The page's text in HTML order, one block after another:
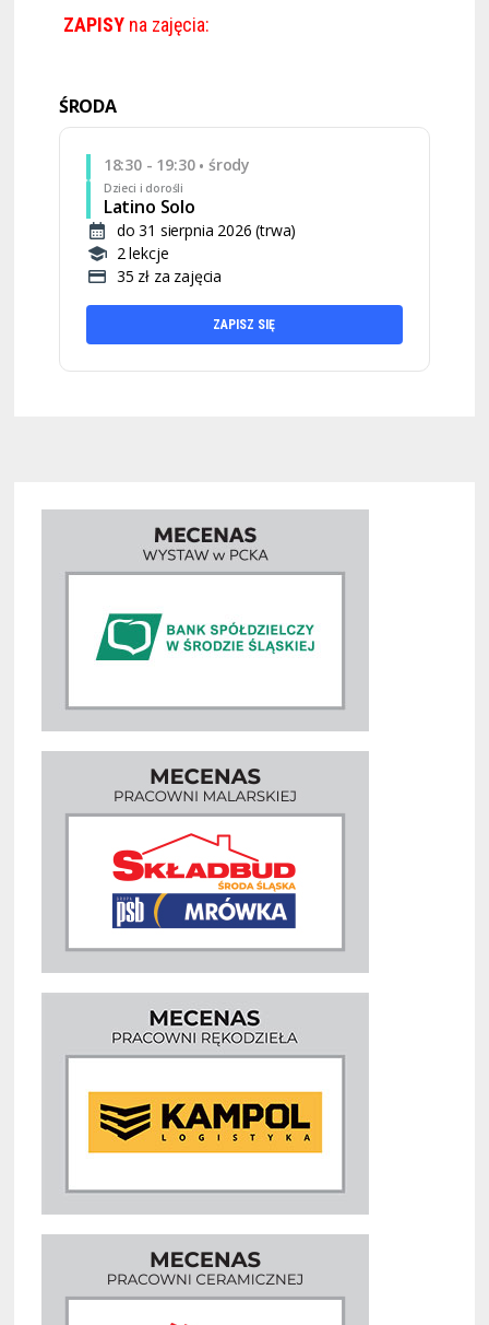
ZAPISYna zajęcia:
ŚRODA
18:30 - 19:30• środy
Dzieci i dorośli
Latino Solo
do 31 sierpnia 2026 (trwa)
2 lekcje
35 zł za zajęcia
ZAPISZ SIĘ